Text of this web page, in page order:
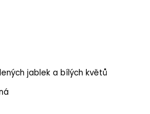
jablek a bílých květů